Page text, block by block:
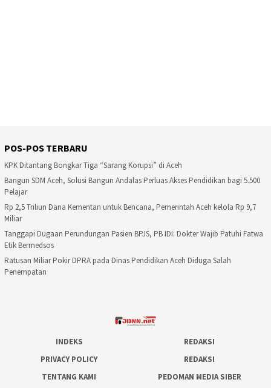
POS-POS TERBARU
KPK Ditantang Bongkar Tiga “Sarang Korupsi” di Aceh
Bangun SDM Aceh, Solusi Bangun Andalas Perluas Akses Pendidikan bagi 5.500
Pelajar
Rp 2,5 Triliun Dana Kementan untuk Bencana, Pemerintah Aceh kelola Rp 9,7
Miliar
Tanggapi Dugaan Perundungan Pasien BPJS, PB IDI: Dokter Wajib Patuhi Fatwa
Etik Bermedsos
Ratusan Miliar Pokir DPRA pada Dinas Pendidikan Aceh Diduga Salah
Penempatan
INDEKS
REDAKSI
PRIVACY POLICY
REDAKSI
TENTANG KAMI
PEDOMAN MEDIA SIBER